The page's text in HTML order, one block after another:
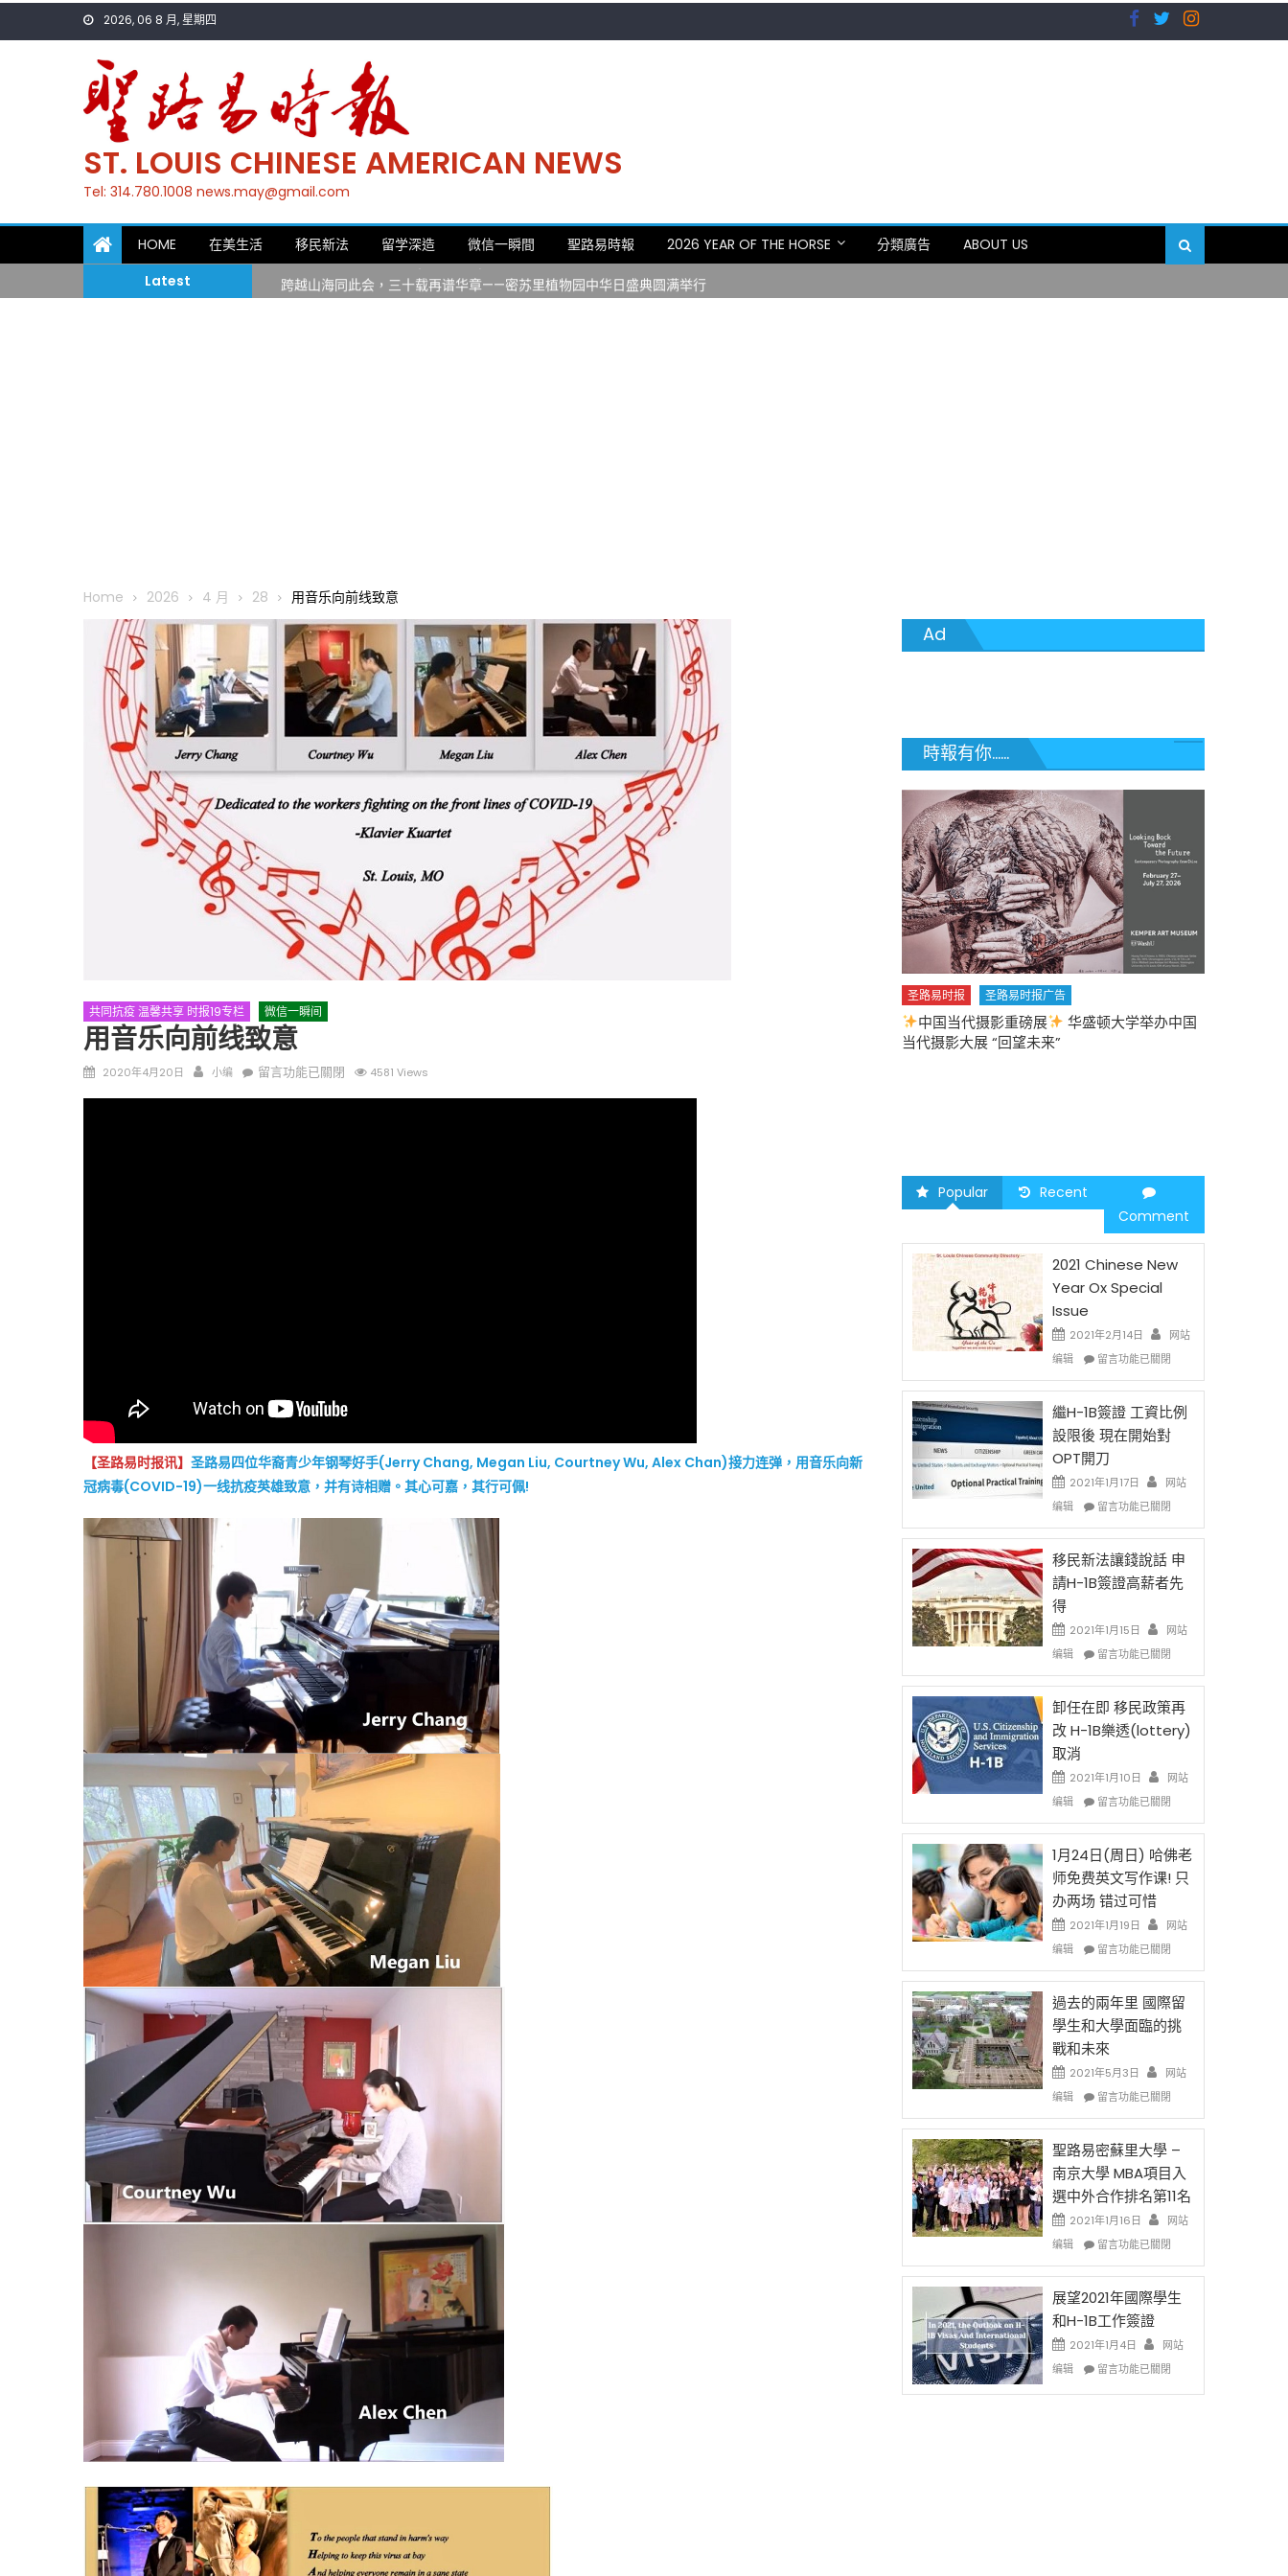
2026, 06 8 月, 星期四
ST. LOUIS CHINESE AMERICAN NEWS
Tel: 314.780.1008 news.may@gmail.com
HOME 在美生活 移民新法 留学深造 微信一瞬間 聖路易時報 2026 YEAR OF THE HORSE 分類廣告
ABOUT US
Latest
一晃三十年，初夏又相逢。中华日，等你来赴约 —— 密苏里植物园“中华日三十周年特别报道（五）
筝声与琴韵交汇：刘励(Li Statler)与钢琴家Darek演绎一场古筝与钢琴的精彩对话
跨越山海同此会，三十载再谱华章——密苏里植物园中华日盛典圆满举行
圣路易龙舟俱乐部5月16日龙舟体验日 邀请各界亲身体验划行乐趣 + 水上竞速魅力
Home 2026 4 月 28 用音乐向前线致意
共同抗疫 温馨共享 时报19专栏 微信一瞬间
用音乐向前线致意
Posted
2020年4月20日 Author
小编
在
留言功能已關閉 4581 Views
【圣路易时报讯】 圣路易四位华裔青少年钢琴好手(Jerry Chang, Megan Liu, Courtney Wu, Alex Chan)接力连弹，用音乐向新
冠病毒(COVID-19)一线抗疫英雄致意，并有诗相赠。其心可嘉，其行可佩!
Ad
時報有你......
圣路易时报
免费健康检查 无需预约 免费赠送血压计供符合
条件者使用 欢迎参加索取! 4月18日星期六 上午
9点至中午 Grace UM Church
圣路易时报 圣路易时报广告
中国当代摄影重磅展
华盛顿大学举办中国
当代摄影大展 “回望未来”
Popular
Recent
Comment
2021 Chinese New
Year Ox Special
Issue
2021年2月14日
网站
编辑
在
Chinese
New
Year
Ox
Special
Issue〉
中
留言功能已關閉
繼H-1B簽證 工資比例
設限後 現在開始對
OPT開刀
2021年1月17日
网站
编辑
在
H-
1B
簽
證
資
比
設
限
後
現
開
始
對
OPT
開
刀〉
中
留言功能已關閉
移民新法讓錢說話 申
請H-1B簽證高薪者先
得
2021年1月15日
网站
编辑
在
民
新
法
讓
說
話
請
H-
1B
簽
證
高
薪
者
先
得〉
中
留言功能已關閉
卸任在即 移民政策再
改 H-1B樂透(lottery)
取消
2021年1月10日
网站
编辑
在
任
在
即
移
民
政
策
改
H-
1B
樂
透
(lottery)
取
消〉
中
留言功能已關閉
1月24日(周日) 哈佛老
师免费英文写作课! 只
办两场 错过可惜
2021年1月19日
网站
编辑
在
月
24
日
(周
日)
哈
佛
师
免
费
英
文
写
作
课!
只
办
场
错
过
惜〉
留言功能已關閉
過去的兩年里 國際留
學生和大學面臨的挑
戰和未來
2021年5月3日
网站
编辑
在
去
的
兩
年
里
國
際
學
生
大
學
面
留言功能已關閉
聖路易密蘇里大學 –
南京大學 MBA項目入
選中外合作排名第11名
2021年1月16日
网站
编辑
在
路
易
密
蘇
里
大
留言功能已關閉
展望2021年國際學生
和H-1B工作簽證
2021年1月4日
网站
编辑
在
留言功能已關閉